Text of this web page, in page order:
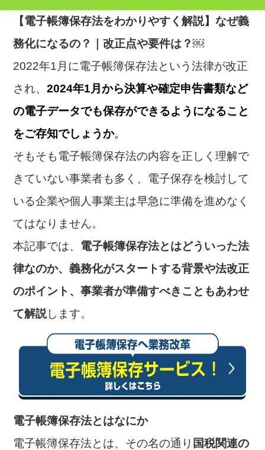
【電子帳簿保存法をわかりやすく解説】なぜ義
務化になるの？｜改正点や要件は？￼
2022年1月に電子帳簿保存法という法律が改正
され、2024年1月から決算や確定申告書類など
の電子データでも保存ができるようになること
をご存知でしょうか。
そもそも電子帳簿保存法の内容を正しく理解で
きていない事業者も多く、電子保存を検討して
いる企業や個人事業主は早急に準備を進めなく
てはなりません。
本記事では、 電子帳簿保存法とはどういった法
律なのか、義務化がスタートする背景や法改正
のポイント、事業者が準備すべきこともあわせ
て解説します。
電子帳簿保存法とはなにか
電子帳簿保存法とは、その名の通り 国税関連の